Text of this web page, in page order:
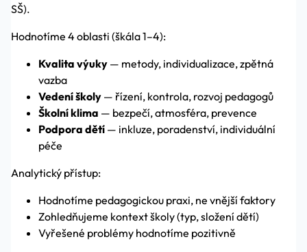
SŠ).
Hodnotíme 4 oblasti (škála 1–4):
Kvalita výuky — metody, individualizace, zpětná
vazba
Vedení školy — řízení, kontrola, rozvoj pedagogů
Školní klima — bezpečí, atmosféra, prevence
Podpora dětí — inkluze, poradenství, individuální
péče
Analytický přístup:
Hodnotíme pedagogickou praxi, ne vnější faktory
Zohledňujeme kontext školy (typ, složení dětí)
Vyřešené problémy hodnotíme pozitivně